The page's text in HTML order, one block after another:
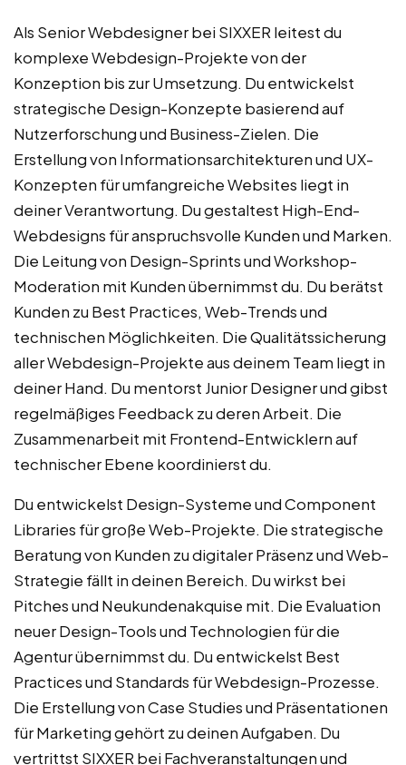
Als Senior Webdesigner bei SIXXER leitest du
komplexe Webdesign-Projekte von der
Konzeption bis zur Umsetzung. Du entwickelst
strategische Design-Konzepte basierend auf
Nutzerforschung und Business-Zielen. Die
Erstellung von Informationsarchitekturen und UX-
Konzepten für umfangreiche Websites liegt in
deiner Verantwortung. Du gestaltest High-End-
Webdesigns für anspruchsvolle Kunden und Marken.
Die Leitung von Design-Sprints und Workshop-
Moderation mit Kunden übernimmst du. Du berätst
Kunden zu Best Practices, Web-Trends und
technischen Möglichkeiten. Die Qualitätssicherung
aller Webdesign-Projekte aus deinem Team liegt in
deiner Hand. Du mentorst Junior Designer und gibst
regelmäßiges Feedback zu deren Arbeit. Die
Zusammenarbeit mit Frontend-Entwicklern auf
technischer Ebene koordinierst du.
Du entwickelst Design-Systeme und Component
Libraries für große Web-Projekte. Die strategische
Beratung von Kunden zu digitaler Präsenz und Web-
Strategie fällt in deinen Bereich. Du wirkst bei
Pitches und Neukundenakquise mit. Die Evaluation
neuer Design-Tools und Technologien für die
Agentur übernimmst du. Du entwickelst Best
Practices und Standards für Webdesign-Prozesse.
Die Erstellung von Case Studies und Präsentationen
für Marketing gehört zu deinen Aufgaben. Du
vertrittst SIXXER bei Fachveranstaltungen und